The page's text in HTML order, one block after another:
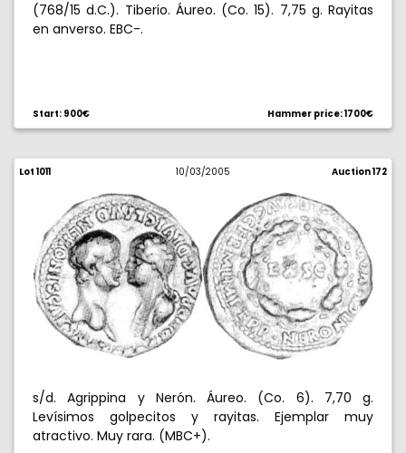
(768/15 d.C.). Tiberio. Áureo. (Co. 15). 7,75 g. Rayitas
en anverso. EBC-.
Start: 900€ Hammer price: 1700€
Lot 1011 10/03/2005 Auction 172
s/d. Agrippina y Nerón. Áureo. (Co. 6). 7,70 g.
Levísimos golpecitos y rayitas. Ejemplar muy
atractivo. Muy rara. (MBC+).